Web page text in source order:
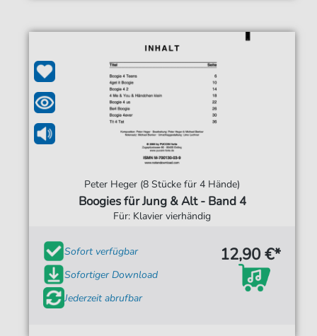
Peter Heger (8 Stücke für 4 Hände)
Boogies für Jung & Alt - Band 4
Für: Klavier vierhändig
Sofort verfügbar
Sofortiger Download
Jederzeit abrufbar
12,90 €*